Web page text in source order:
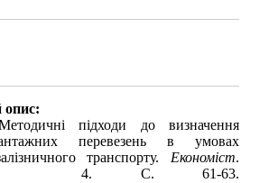
опис:
підходи до визначення
перевезень в умовах
транспорту. Економіст.
4. С. 61-63.